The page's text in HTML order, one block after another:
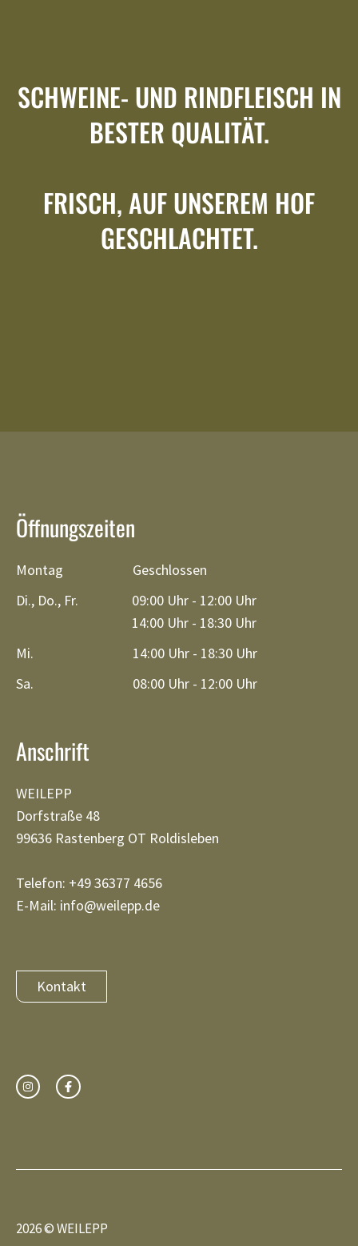
SCHWEINE- UND RINDFLEISCH IN
BESTER QUALITÄT.
FRISCH, AUF UNSEREM HOF
GESCHLACHTET.
Öffnungszeiten
Montag
Geschlossen
Di., Do., Fr.
09:00 Uhr - 12:00 Uhr
14:00 Uhr - 18:30 Uhr
Mi.
14:00 Uhr - 18:30 Uhr
Sa.
08:00 Uhr - 12:00 Uhr
Anschrift
WEILEPP
Dorfstraße 48
99636 Rastenberg OT Roldisleben
Telefon: +49 36377 4656
E-Mail: info@weilepp.de
Kontakt
2026 © WEILEPP